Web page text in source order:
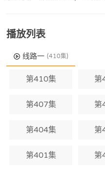
播放列表
线路一 (410集)
第410集 第
第407集 第
第404集 第
第401集 第